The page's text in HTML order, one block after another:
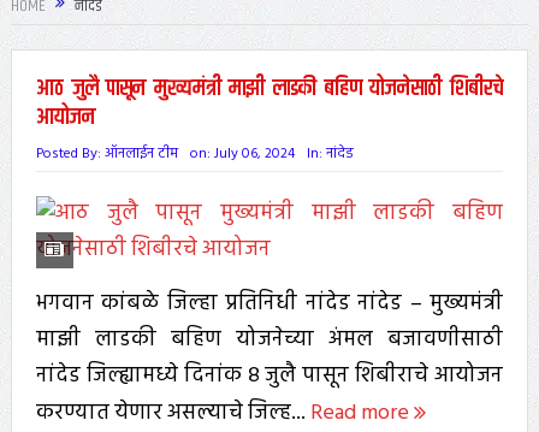
HOME नांदेड
आठ जुलै पासून मुख्यमंत्री माझी लाडकी बहिण योजनेसाठी शिबीरचे
आयोजन
Posted By: ऑनलाईन टीम on: July 06, 2024 In: नांदेड
भगवान कांबळे जिल्हा प्रतिनिधी नांदेड नांदेड – मुख्यमंत्री
माझी लाडकी बहिण योजनेच्या अंमल बजावणीसाठी
नांदेड जिल्ह्यामध्ये दिनांक ८ जुलै पासून शिबीराचे आयोजन
करण्यात येणार असल्याचे जिल्ह... Read more